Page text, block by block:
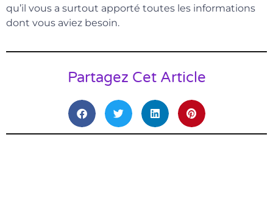
qu’il vous a surtout apporté toutes les informations
dont vous aviez besoin.
Partagez Cet Article